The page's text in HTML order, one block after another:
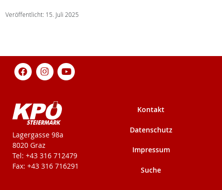
Veröffentlicht: 15. Juli 2025
KPÖ-Steiermark
Lagergasse 98a
8020 Graz
Tel: +43 316 712479
Fax: +43 316 716291
Kontakt
Datenschutz
Impressum
Suche